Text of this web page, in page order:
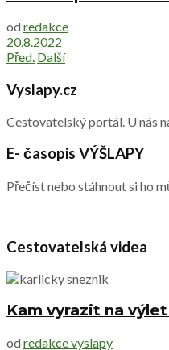
od redakce
20.8.2022
Před. Další
Vyslapy.cz
Cestovatelský portál. U nás
E- časopis VÝŠLAPY
Přečíst nebo stáhnout si ho
Cestovatelská videa
Kam vyrazit na
od redakce vyslapy